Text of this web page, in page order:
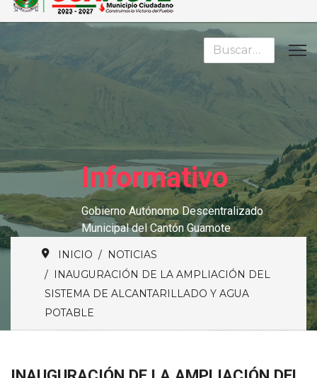
Buscar
Informativo
Gobierno Autónomo Descentralizado
Municipal del Cantón Guamote
INICIO
NOTICIAS
INAUGURACIÓN DE LA AMPLIACIÓN DEL
SISTEMA DE ALCANTARILLADO Y AGUA
POTABLE